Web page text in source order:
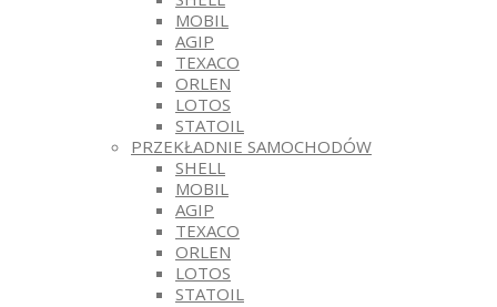
MOBIL
AGIP
TEXACO
ORLEN
LOTOS
STATOIL
PRZEKŁADNIE SAMOCHODÓW
SHELL
MOBIL
AGIP
TEXACO
ORLEN
LOTOS
STATOIL